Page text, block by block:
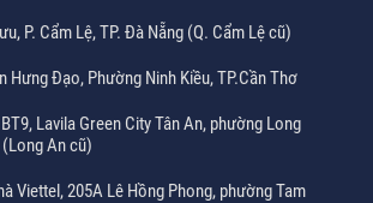
P. Cẩm Lệ, TP. Đà Nẵng (Q. Cẩm Lệ cũ)
Hưng Đạo, Phường Ninh Kiều, TP.Cần Thơ
Lavila Green City Tân An, phường Long
An cũ)
Viettel, 205A Lê Hồng Phong, phường Tam